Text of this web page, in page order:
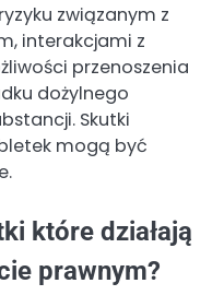
związanym z
interakcjami z
przenoszenia
dożylnego
Skutki
mogą być
które działają
prawnym?